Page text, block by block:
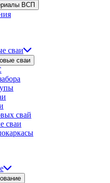
ВСП
сваи
сваи
свай
сваи